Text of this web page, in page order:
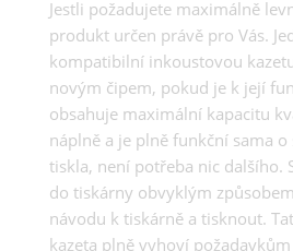
Jestli požadujete maximálně
produkt určen právě pro Vás.
kompatibilní inkoustovou
novým čipem, pokud je k její
obsahuje maximální kapacitu
náplně a je plně funkční sama
tiskla, není potřeba nic dalšího.
do tiskárny obvyklým
návodu k tiskárně a tisknout.
kazeta plně vyhoví